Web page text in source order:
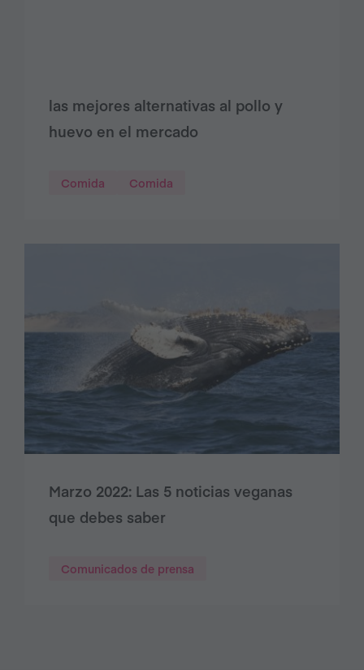
las mejores alternativas al pollo y
huevo en el mercado
Comida Comida
Marzo 2022: Las 5 noticias veganas
que debes saber
Comunicados de prensa